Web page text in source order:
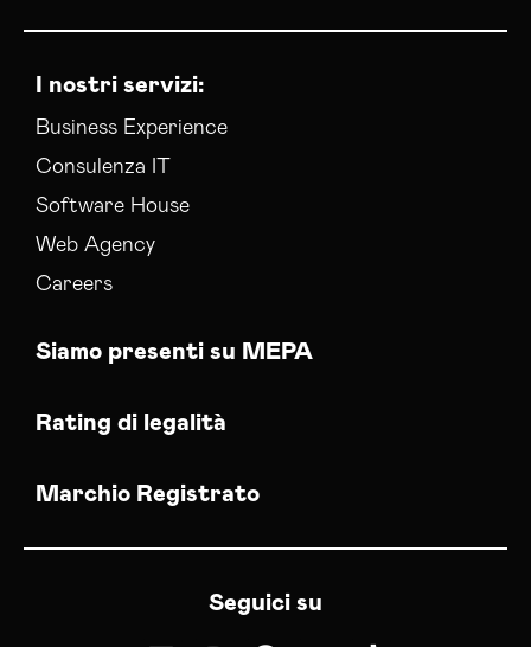
I nostri servizi:
Business Experience
Consulenza IT
Software House
Web Agency
Careers
Siamo presenti su MEPA
Rating di legalità
Marchio Registrato
Seguici su